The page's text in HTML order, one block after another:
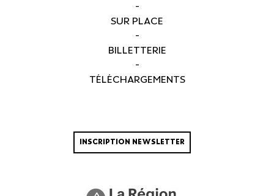
-
SUR PLACE
-
BILLETTERIE
-
TÉLÉCHARGEMENTS
INSCRIPTION NEWSLETTER